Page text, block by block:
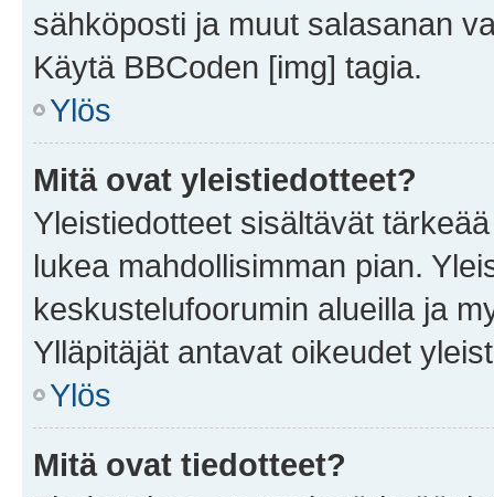
sähköposti ja muut salasanan
Käytä BBCoden [img] tagia.
Ylös
Mitä ovat yleistiedotteet?
Yleistiedotteet sisältävät
lukea mahdollisimman pian.
keskustelufoorumin alueilla ja
Ylläpitäjät antavat oikeudet
Ylös
Mitä ovat tiedotteet?